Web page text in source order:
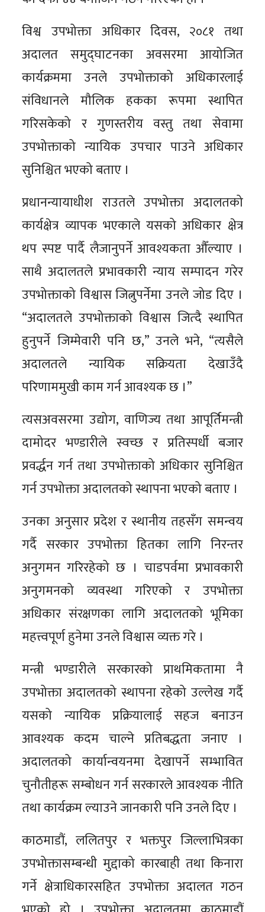
विश्व उपभोक्ता अधिकार दिवस, २०८१ तथा
अदालत समुद्घाटनका अवसरमा आयोजित
कार्यक्रममा उनले उपभोक्ताको अधिकारलाई
संविधानले मौलिक हकका रूपमा स्थापित
गरिसकेको र गुणस्तरीय वस्तु तथा सेवामा
उपभोक्ताको न्यायिक उपचार पाउने अधिकार
सुनिश्चित भएको बताए ।
प्रधानन्यायाधीश राउतले उपभोक्ता अदालतको
कार्यक्षेत्र व्यापक भएकाले यसको अधिकार क्षेत्र
थप स्पष्ट पार्दै लैजानुपर्ने आवश्यकता औँल्याए ।
साथै अदालतले प्रभावकारी न्याय सम्पादन गरेर
उपभोक्ताको विश्वास जित्नुपर्नेमा उनले जोड दिए ।
“अदालतले उपभोक्ताको विश्वास जित्दै स्थापित
हुनुपर्ने जिम्मेवारी पनि छ,” उनले भने, “त्यसैले
अदालतले न्यायिक सक्रियता देखाउँदै
परिणाममुखी काम गर्न आवश्यक छ ।”
त्यसअवसरमा उद्योग, वाणिज्य तथा आपूर्तिमन्त्री
दामोदर भण्डारीले स्वच्छ र प्रतिस्पर्धी बजार
प्रवर्द्धन गर्न तथा उपभोक्ताको अधिकार सुनिश्चित
गर्न उपभोक्ता अदालतको स्थापना भएको बताए ।
उनका अनुसार प्रदेश र स्थानीय तहसँग समन्वय
गर्दै सरकार उपभोक्ता हितका लागि निरन्तर
अनुगमन गरिरहेको छ । चाडपर्वमा प्रभावकारी
अनुगमनको व्यवस्था गरिएको र उपभोक्ता
अधिकार संरक्षणका लागि अदालतको भूमिका
महत्त्वपूर्ण हुनेमा उनले विश्वास व्यक्त गरे ।
मन्त्री भण्डारीले सरकारको प्राथमिकतामा नै
उपभोक्ता अदालतको स्थापना रहेको उल्लेख गर्दै
यसको न्यायिक प्रक्रियालाई सहज बनाउन
आवश्यक कदम चाल्ने प्रतिबद्धता जनाए ।
अदालतको कार्यान्वयनमा देखापर्ने सम्भावित
चुनौतीहरू सम्बोधन गर्न सरकारले आवश्यक नीति
तथा कार्यक्रम ल्याउने जानकारी पनि उनले दिए ।
काठमाडौं, ललितपुर र भक्तपुर जिल्लाभित्रका
उपभोक्तासम्बन्धी मुद्दाको कारबाही तथा किनारा
गर्ने क्षेत्राधिकारसहित उपभोक्ता अदालत गठन